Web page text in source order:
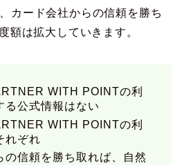
カード会社からの信頼を勝ち
額は拡大していきます。
WITH POINTの利
る公式情報はない
WITH POINTの利
れぞれ
の信頼を勝ち取れば、自然